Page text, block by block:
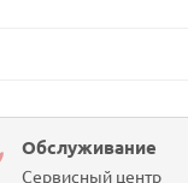
Обслуживание
Сервисный центр